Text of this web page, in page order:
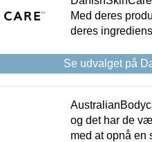
Med deres
deres
Se udvalget på
og det har de
med at opnå en